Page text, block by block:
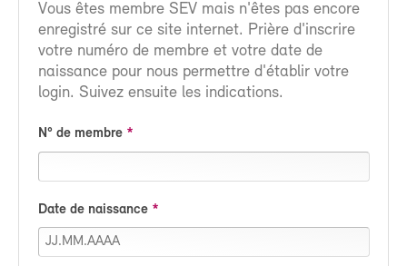
Vous êtes membre SEV mais n'êtes pas encore
enregistré sur ce site internet. Prière d'inscrire
votre numéro de membre et votre date de
naissance pour nous permettre d'établir votre
login. Suivez ensuite les indications.
N° de membre
Date de naissance